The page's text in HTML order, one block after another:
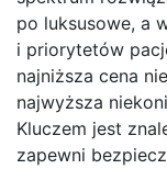
po luksusowe, a
i priorytetów
najniższa cena
najwyższa
Kluczem jest
zapewni